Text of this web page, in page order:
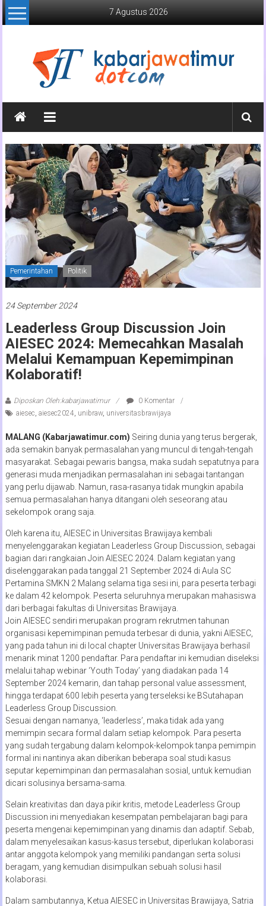
Lompat
ke
7 Agustus 2026
Kabar
Jawa
Timur
Media
Online
Jawa
Timur
Pemerintahan Politik
24 September 2024
Leaderless Group Discussion Join
AIESEC 2024: Memecahkan Masalah
Melalui Kemampuan Kepemimpinan
Kolaboratif!
Diposkan Oleh:kabarjawatimur
0 Komentar
aiesec, aiesec2024, unibraw, universitasbrawijaya
MALANG (Kabarjawatimur.com) Seiring dunia yang terus bergerak,
ada semakin banyak permasalahan yang muncul di tengah-tengah
masyarakat. Sebagai pewaris bangsa, maka sudah sepatutnya para
generasi muda menjadikan permasalahan ini sebagai tantangan
yang perlu dijawab. Namun, rasa-rasanya tidak mungkin apabila
semua permasalahan hanya ditangani oleh seseorang atau
sekelompok orang saja.
Oleh karena itu, AIESEC in Universitas Brawijaya kembali
menyelenggarakan kegiatan Leaderless Group Discussion, sebagai
bagian dari rangkaian Join AIESEC 2024. Dalam kegiatan yang
diselenggarakan pada tanggal 21 September 2024 di Aula SC
Pertamina SMKN 2 Malang selama tiga sesi ini, para peserta terbagi
ke dalam 42 kelompok. Peserta seluruhnya merupakan mahasiswa
dari berbagai fakultas di Universitas Brawijaya.
Join AIESEC sendiri merupakan program rekrutmen tahunan
organisasi kepemimpinan pemuda terbesar di dunia, yakni AIESEC,
yang pada tahun ini di local chapter Universitas Brawijaya berhasil
menarik minat 1200 pendaftar. Para pendaftar ini kemudian diseleksi
melalui tahap webinar ‘Youth Today’ yang diadakan pada 14
September 2024 kemarin, dan tahap personal value assessment,
hingga terdapat 600 lebih peserta yang terseleksi ke BSutahapan
Leaderless Group Discussion.
Sesuai dengan namanya, ‘leaderless’, maka tidak ada yang
memimpin secara formal dalam setiap kelompok. Para peserta
yang sudah tergabung dalam kelompok-kelompok tanpa pemimpin
formal ini nantinya akan diberikan beberapa soal studi kasus
seputar kepemimpinan dan permasalahan sosial, untuk kemudian
dicari solusinya bersama-sama.
Selain kreativitas dan daya pikir kritis, metode Leaderless Group
Discussion ini menyediakan kesempatan pembelajaran bagi para
peserta mengenai kepemimpinan yang dinamis dan adaptif. Sebab,
dalam menyelesaikan kasus-kasus tersebut, diperlukan kolaborasi
antar anggota kelompok yang memiliki pandangan serta solusi
beragam, yang kemudian disimpulkan sebuah solusi hasil
kolaborasi.
Dalam sambutannya, Ketua AIESEC in Universitas Brawijaya, Satria